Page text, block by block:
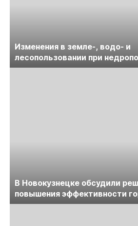
Изменения в земле-, водо- и
лесопользовании при
обсудят на семинаре
В Новокузнецке обсудили
повышения эффективности
предприятий